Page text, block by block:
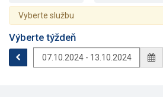
Vyberte službu
Výberte týždeň